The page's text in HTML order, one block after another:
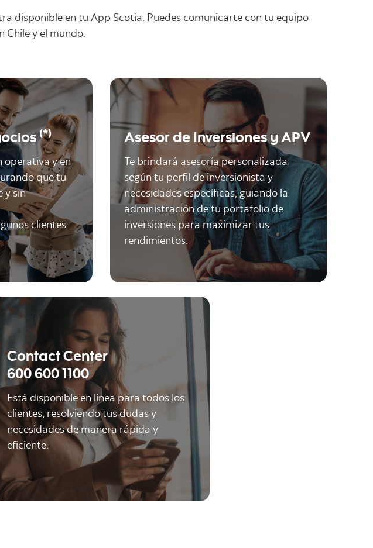
disponible en tu App Scotia. Puedes comunicarte con tu equipo
Chile y el mundo.
(*)
operativa y en
que tu
y sin
clientes.
Asesor de Inversiones y APV
Te brindará asesoría personalizada
según tu perfil de inversionista y
necesidades específicas, guiando la
administración de tu portafolio de
inversiones para maximizar tus
rendimientos.
Contact Center
600 600 1100
Está disponible en línea para todos los
clientes, resolviendo tus dudas y
necesidades de manera rápida y
eficiente.